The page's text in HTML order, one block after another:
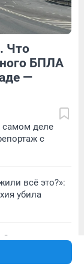
Что
БПЛА
—
самом деле
с
всё это?»:
убила
Сотрудники
открыть